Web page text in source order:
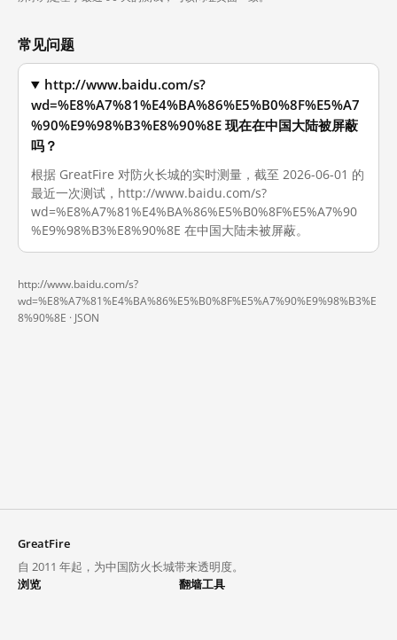
常见问题
http://www.baidu.com/s?
wd=%E8%A7%81%E4%BA%86%E5%B0%8F%E5%A7
%90%E9%98%B3%E8%90%8E 现在在中国大陆被屏蔽
吗？
根据 GreatFire 对防火长城的实时测量，截至 2026-06-01 的
最近一次测试，http://www.baidu.com/s?
wd=%E8%A7%81%E4%BA%86%E5%B0%8F%E5%A7%90
%E9%98%B3%E8%90%8E 在中国大陆未被屏蔽。
http://www.baidu.com/s?
wd=%E8%A7%81%E4%BA%86%E5%B0%8F%E5%A7%90%E9%98%B3%E
8%90%8E · JSON
GreatFire
自 2011 年起，为中国防火长城带来透明度。
浏览
翻墙工具